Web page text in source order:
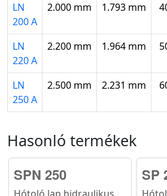
LN
200 A
2.000 mm 1.793 mm
LN
220 A
2.200 mm 1.964 mm
LN
250 A
2.500 mm 2.231 mm
Hasonló termékek
SPN 250 SP